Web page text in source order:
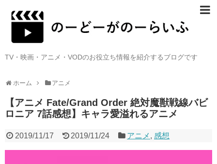
TV・映画・アニメ・VODのお役立ち情報を紹介するブログです
ホーム アニメ
【アニメ Fate/Grand Order 絶対魔獣戦線バビ
ロニア 7話感想】キャラ愛溢れるアニメ
2019/11/17 2019/11/24 アニメ ,感想